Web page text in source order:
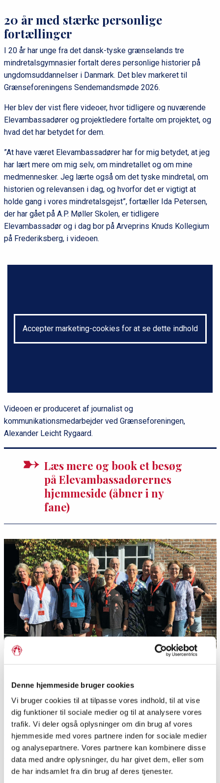
Denne hjemmeside bruger cookies
Vi bruger cookies til at tilpasse vores indhold, til at vise
dig funktioner til sociale medier og til at analysere vores
trafik. Vi deler også oplysninger om din brug af vores
hjemmeside med vores partnere inden for sociale medier
og analysepartnere. Vores partnere kan kombinere disse
data med andre oplysninger, du har givet dem, eller som
de har indsamlet fra din brug af deres tjenester.
20 år med stærke personlige
fortællinger
I 20 år har unge fra det dansk-tyske grænselands tre
mindretalsgymnasier fortalt deres personlige historier på
ungdomsuddannelser i Danmark. Det blev markeret til
Grænseforeningens Sendemandsmøde 2026.
Her blev der vist flere videoer, hvor tidligere og nuværende
Elevambassadører og projektledere fortalte om projektet, og
hvad det har betydet for dem.
”At have været Elevambassadører har for mig betydet, at jeg
har lært mere om mig selv, om mindretallet og om mine
medmennesker. Jeg lærte også om det tyske mindretal, om
historien og relevansen i dag, og hvorfor det er vigtigt at
holde gang i vores mindretalsgejst”, fortæller Ida Petersen,
der har gået på A.P. Møller Skolen, er tidligere
Elevambassadør og i dag bor på Arveprins Knuds Kollegium
på Frederiksberg, i videoen.
Accepter marketing-cookies for at se dette indhold
Videoen er produceret af journalist og
kommunikationsmedarbejder ved Grænseforeningen,
Alexander Leicht Rygaard.
Læs mere og book et besøg
på Elevambassadørernes
hjemmeside (åbner i ny
fane)
Grænselandsambassadørerne udgøres af personer fra
Sådan booker du
Grænselandsambassadørerne
Grænseforeningen har udvidet sit korps af ambassadører
med et hold af voksne grænselandsbeboere, der skal
fortælle deres personlige historier om at vokse op og leve et
langt liv i det dansk-tyske grænseland, både nord og syd for